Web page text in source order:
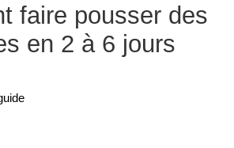
faire pousser des
en 2 à 6 jours